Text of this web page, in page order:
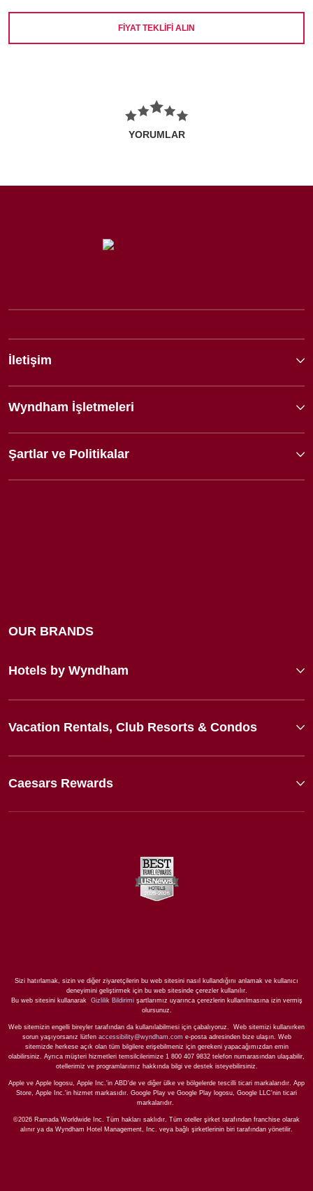
FİYAT TEKLİFİ ALIN
YORUMLAR
İletişim
Wyndham İşletmeleri
Şartlar ve Politikalar
OUR BRANDS
Hotels by Wyndham
Vacation Rentals, Club Resorts & Condos
Caesars Rewards
Sizi hatırlamak, sizin ve diğer ziyaretçilerin bu web sitesini nasıl kullandığını anlamak ve kullanıcı
deneyimini geliştirmek için bu web sitesinde çerezler kullanılır.
Bu web sitesini kullanarak Gizlilik Bildirimişartlarımız uyarınca çerezlerin kullanılmasına izin vermiş
olursunuz.
Web sitemizin engelli bireyler tarafından da kullanılabilmesi için çabalıyoruz. Web sitemizi kullanırken
sorun yaşıyorsanız lütfen accessibility@wyndham.com e-posta adresinden bize ulaşın. Web
sitemizde herkese açık olan tüm bilgilere erişebilmeniz için gerekeni yapacağımızdan emin
olabilirsiniz. Ayrıca müşteri hizmetleri temsilcilerimize 1 800 407 9832 telefon numarasından ulaşabilir,
otellerimiz ve programlarımız hakkında bilgi ve destek isteyebilirsiniz.
Apple ve Apple logosu, Apple Inc.'in ABD'de ve diğer ülke ve bölgelerde tescilli ticari markalarıdır. App
Store, Apple Inc.'in hizmet markasıdır. Google Play ve Google Play logosu, Google LLC'nin ticari
markalarıdır.
©2026 Ramada Worldwide Inc. Tüm hakları saklıdır. Tüm oteller şirket tarafından franchise olarak
alınır ya da Wyndham Hotel Management, Inc. veya bağlı şirketlerinin biri tarafından yönetilir.